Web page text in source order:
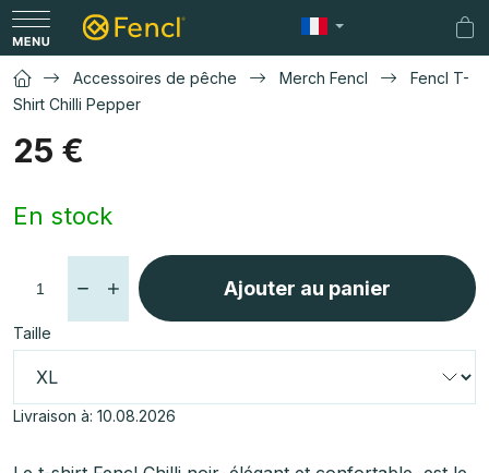
Aller
au
contenu
Accessoires de pêche Merch Fencl
Fencl T-
Shirt Chilli Pepper
25 €
de
En stock
Taille
Livraison à: 10.08.2026
Ajouter au panier